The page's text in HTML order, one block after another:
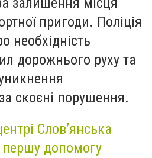
пригоди. Поліція
необхідність
дорожнього руху та
скоєні порушення.
Слов’янська
першу допомогу